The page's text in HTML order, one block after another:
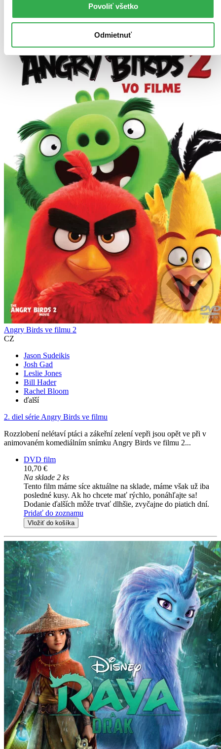
Povoliť všetko
Odmietnuť
Angry Birds ve filmu 2
CZ
Jason Sudeikis
Josh Gad
Leslie Jones
Bill Hader
Rachel Bloom
ďalší
2. diel série Angry Birds ve filmu
Rozzlobení nelétaví ptáci a zákeřní zelení vepři jsou opět ve při v
animovaném komediálním snímku Angry Birds ve filmu 2...
DVD film
10,70 €
Na sklade 2 ks
Tento film máme síce aktuálne na sklade, máme však už iba
posledné kusy. Ak ho chcete mať rýchlo, ponáhľajte sa!
Dodanie ďalších môže trvať dlhšie, zvyčajne do piatich dní.
Pridať do zoznamu
Vložiť do košíka